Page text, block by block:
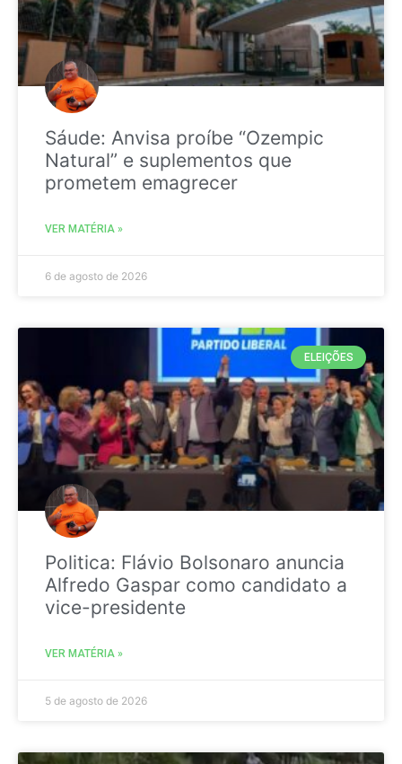
Sáude: Anvisa proíbe “Ozempic
Natural” e suplementos que
prometem emagrecer
VER MATÉRIA »
6 de agosto de 2026
ELEIÇÕES
Politica: Flávio Bolsonaro anuncia
Alfredo Gaspar como candidato a
vice-presidente
VER MATÉRIA »
5 de agosto de 2026